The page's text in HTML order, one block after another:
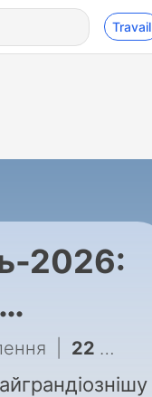
Travail
2026:
22 - Головні фаворити Мундіалю-2026